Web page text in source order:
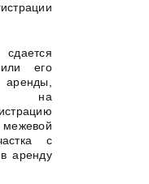
его
на
с
аренду